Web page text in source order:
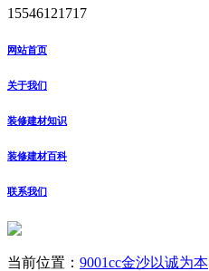
15546121717
网站首页
关于我们
装修建材知识
装修建材百科
联系我们
当前位置： 9001cc金沙以诚为本